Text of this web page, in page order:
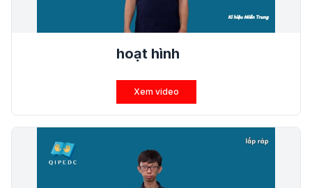
hoạt hình
Xem video